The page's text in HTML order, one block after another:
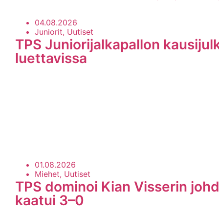
04.08.2026
Juniorit, Uutiset
TPS Juniorijalkapallon
luettavissa
01.08.2026
Miehet, Uutiset
TPS dominoi Kian Visserin
kaatui 3–0